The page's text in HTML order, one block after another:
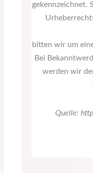
gekennzeichnet.
bitten wir um
Bei
werden wir
Quelle: